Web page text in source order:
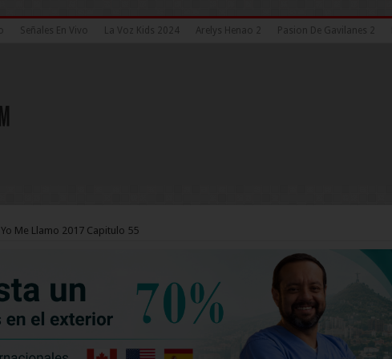
Señales En Vivo La Voz Kids 2024 Arelys Henao 2 Pasion De Gavilanes 2
Yo Me Llamo 2017 Capitulo 55